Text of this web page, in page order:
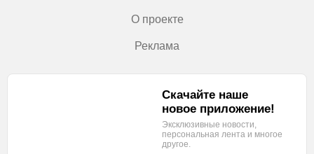
О проекте
Реклама
Скачайте наше
новое приложение!
Эксклюзивные новости,
персональная лента и многое
другое.